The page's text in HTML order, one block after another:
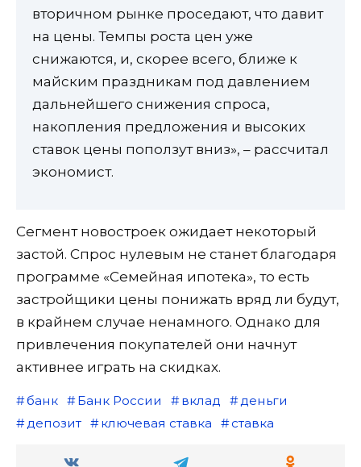
вторичном рынке проседают, что давит
на цены. Темпы роста цен уже
снижаются, и, скорее всего, ближе к
майским праздникам под давлением
дальнейшего снижения спроса,
накопления предложения и высоких
ставок цены поползут вниз», – рассчитал
экономист.
Сегмент новостроек ожидает некоторый
застой. Спрос нулевым не станет благодаря
программе «Семейная ипотека», то есть
застройщики цены понижать вряд ли будут,
в крайнем случае ненамного. Однако для
привлечения покупателей они начнут
активнее играть на скидках.
банк Банк России вклад
деньги
депозит
ключевая ставка ставка